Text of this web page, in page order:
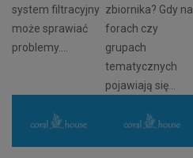
system filtracyjny
może sprawiać
problemy....
zbiornika? Gdy na
forach czy
grupach
tematycznych
pojawiają się...